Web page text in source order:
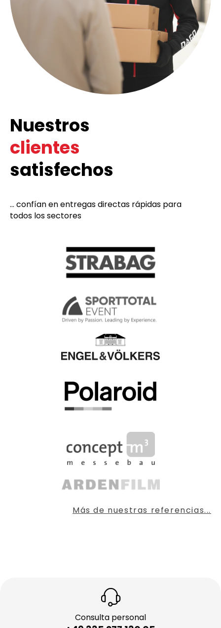
Nuestros
clientes
satisfechos
... confían en entregas directas rápidas para
todos los sectores
Más de nuestras referencias...
Consulta personal